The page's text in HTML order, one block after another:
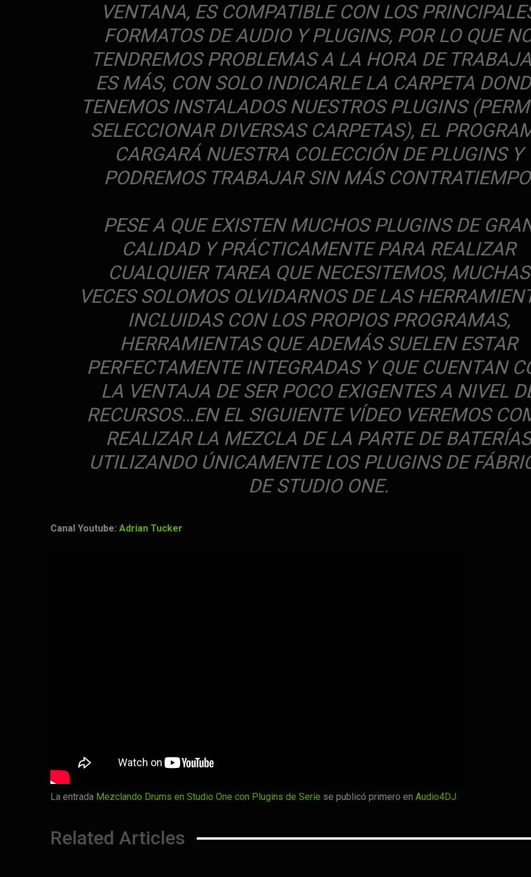
VENTANA, ES COMPATIBLE CON LOS
FORMATOS DE AUDIO Y PLUGINS, POR LO QUE
TENDREMOS PROBLEMAS A LA HORA DE
ES MÁS, CON SOLO INDICARLE LA CARPETA
TENEMOS INSTALADOS NUESTROS PLUGINS
SELECCIONAR DIVERSAS CARPETAS), EL
CARGARÁ NUESTRA COLECCIÓN DE PLUGINS Y
PODREMOS TRABAJAR SIN MÁS
PESE A QUE EXISTEN MUCHOS PLUGINS DE
CALIDAD Y PRÁCTICAMENTE PARA REALIZAR
CUALQUIER TAREA QUE NECESITEMOS, MUCHAS
VECES SOLOMOS OLVIDARNOS DE LAS
INCLUIDAS CON LOS PROPIOS PROGRAMAS,
HERRAMIENTAS QUE ADEMÁS SUELEN ESTAR
PERFECTAMENTE INTEGRADAS Y QUE CUENTAN
LA VENTAJA DE SER POCO EXIGENTES A NIVEL
RECURSOS…EN EL SIGUIENTE VÍDEO VEREMOS
REALIZAR LA MEZCLA DE LA PARTE DE
UTILIZANDO ÚNICAMENTE LOS PLUGINS DE
DE STUDIO ONE.
Canal Youtube: Adrian Tucker
La entrada Mezclando Drums en Studio One con Plugins de Serie se publicó primero en Audio4DJ.
Related Articles